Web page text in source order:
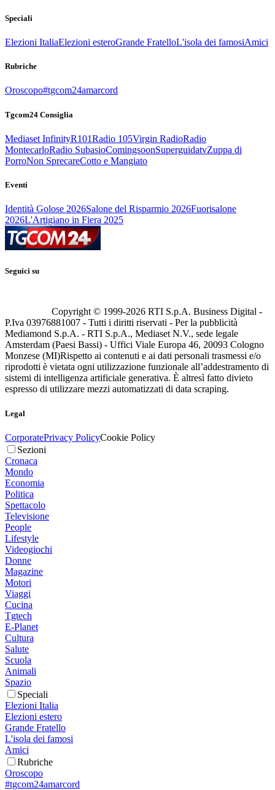
Speciali
Elezioni ItaliaElezioni esteroGrande FratelloL'isola dei famosiAmici
Rubriche
Oroscopo#tgcom24amarcord
Tgcom24 Consiglia
Mediaset InfinityR101Radio 105Virgin RadioRadio
MontecarloRadio SubasioComingsoonSuperguidatvZuppa di
PorroNon SprecareCotto e Mangiato
Eventi
Identità Golose 2026Salone del Risparmio 2026Fuorisalone
2026L'Artigiano in Fiera 2025
Seguici su
Copyright © 1999-2026 RTI S.p.A. Business Digital -
P.Iva 03976881007 - Tutti i diritti riservati - Per la pubblicità
Mediamond S.p.A. - RTI S.p.A., Mediaset N.V., sede legale
Amsterdam (Paesi Bassi) - Uffici Viale Europa 46, 20093 Cologno
Monzese (MI)Rispetto ai contenuti e ai dati personali trasmessi e/o
riprodotti è vietata ogni utilizzazione funzionale all’addestramento di
sistemi di intelligenza artificiale generativa. È altresì fatto divieto
espresso di utilizzare mezzi automatizzati di data scraping.
Legal
CorporatePrivacy PolicyCookie Policy
Sezioni
Cronaca
Mondo
Economia
Politica
Spettacolo
Televisione
People
Lifestyle
Videogiochi
Donne
Magazine
Motori
Viaggi
Cucina
Tgtech
E-Planet
Cultura
Salute
Scuola
Animali
Spazio
Speciali
Elezioni Italia
Elezioni estero
Grande Fratello
L'isola dei famosi
Amici
Rubriche
Oroscopo
#tgcom24amarcord